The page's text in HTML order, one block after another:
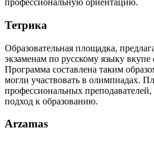
профессиональную ориентацию.
Тетрика
Образовательная площадка,
экзаменам по русскому языку
Программа составлена таким
могли участвовать в олимпиадах.
профессиональных
подход к образованию.
Arzamas